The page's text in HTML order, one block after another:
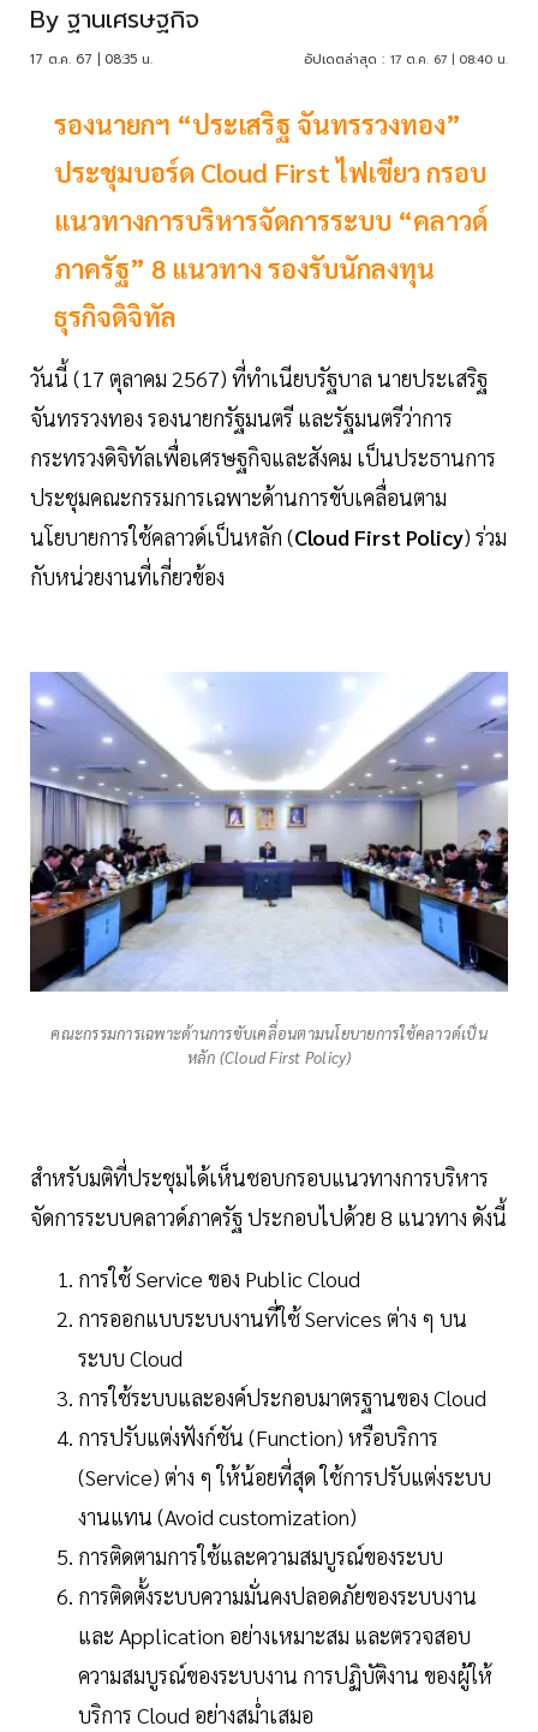
By ฐานเศรษฐกิจ
17 ต.ค. 67 | 08:35 น. อัปเดตล่าสุด : 17 ต.ค. 67 | 08:40 น.
รองนายกฯ “ประเสริฐ จันทรรวงทอง”
ประชุมบอร์ด Cloud First ไฟเขียว กรอบ
แนวทางการบริหารจัดการระบบ “คลาวด์
ภาครัฐ” 8 แนวทาง รองรับนักลงทุน
ธุรกิจดิจิทัล
วันนี้ (17 ตุลาคม 2567) ที่ทำเนียบรัฐบาล นายประเสริฐ
จันทรรวงทอง รองนายกรัฐมนตรี และรัฐมนตรีว่าการ
กระทรวงดิจิทัลเพื่อเศรษฐกิจและสังคม เป็นประธานการ
ประชุมคณะกรรมการเฉพาะด้านการขับเคลื่อนตาม
นโยบายการใช้คลาวด์เป็นหลัก (Cloud First Policy) ร่วม
กับหน่วยงานที่เกี่ยวข้อง
คณะกรรมการเฉพาะด้านการขับเคลื่อนตามนโยบายการใช้คลาวด์เป็น
หลัก (Cloud First Policy)
สำหรับมติที่ประชุมได้เห็นชอบกรอบแนวทางการบริหาร
จัดการระบบคลาวด์ภาครัฐ ประกอบไปด้วย 8 แนวทาง ดังนี้
การใช้ Service ของ Public Cloud
การออกแบบระบบงานที่ใช้ Services ต่าง ๆ บน
ระบบ Cloud
การใช้ระบบและองค์ประกอบมาตรฐานของ Cloud
การปรับแต่งฟังก์ชัน (Function) หรือบริการ
(Service) ต่าง ๆ ให้น้อยที่สุด ใช้การปรับแต่งระบบ
งานแทน (Avoid customization)
การติดตามการใช้และความสมบูรณ์ของระบบ
การติดตั้งระบบความมั่นคงปลอดภัยของระบบงาน
และ Application อย่างเหมาะสม และตรวจสอบ
ความสมบูรณ์ของระบบงาน การปฏิบัติงาน ของผู้ให้
บริการ Cloud อย่างสม่ำเสมอ